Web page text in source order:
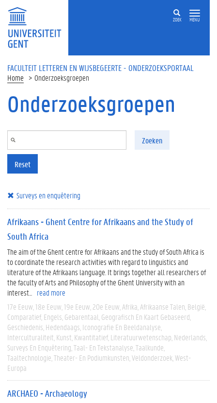
Overslaan en naar de inhoud gaan
ZOEK MENU
FACULTEIT LETTEREN EN WIJSBEGEERTE - ONDERZOEKSPORTAAL
Home Onderzoeksgroepen
Onderzoeksgroepen
Zoeken
Reset
Surveys en enquêtering
Afrikaans - Ghent Centre for Afrikaans and the Study of
South Africa
The aim of the Ghent centre for Afrikaans and the study of South Africa is
to coordinate the research activities with regard to linguistics and
literature of the Afrikaans language. It brings together all researchers of
the faculty of Arts and Philosophy of the Ghent University with an
interest...
read more
17e Eeuw 18e Eeuw 19e Eeuw 20e Eeuw Afrika Afrikaanse Talen België
Comparatief Engels Gebarentaal Geografisch En Kaart Gebaseerd
Geschiedenis Hedendaags Iconografie En Beeldanalyse
Interculturaliteit Kunst Kwantitatief Literatuurwetenschap Nederlands
Surveys En Enquêtering Taal- En Tekstanalyse Taalkunde
Taaltechnologie Theater- En Podiumkunsten Veldonderzoek West-
Europa
ARCHAEO - Archaeology